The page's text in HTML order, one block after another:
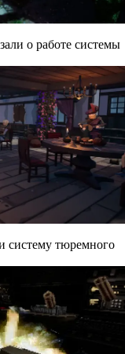
о работе системы
систему тюремного